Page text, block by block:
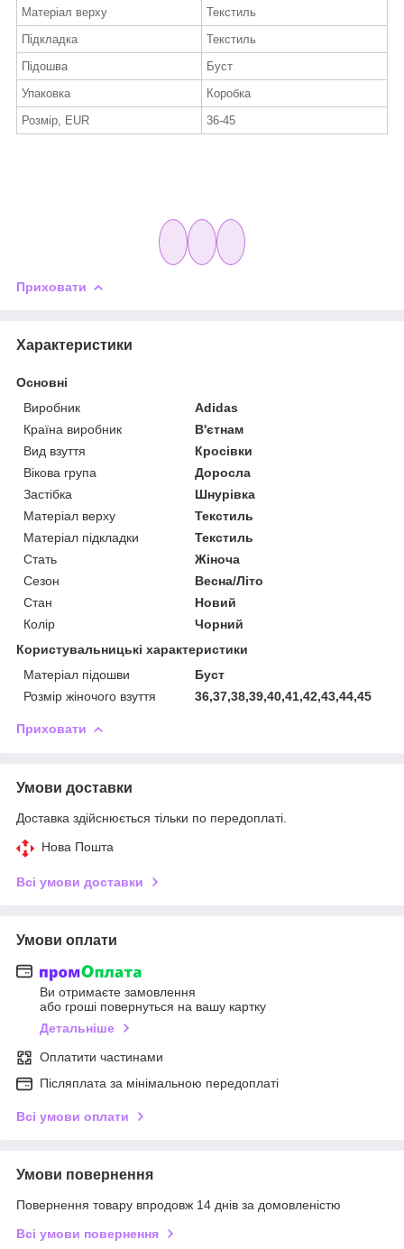
Матеріал верху
Текстиль
Підкладка
Текстиль
Підошва
Буст
Упаковка
Коробка
Розмір, EUR
36-45
Приховати
Характеристики
Основні
Виробник
Adidas
Країна виробник
В'єтнам
Вид взуття
Кросівки
Вікова група
Доросла
Застібка
Шнурівка
Матеріал верху
Текстиль
Матеріал підкладки
Текстиль
Стать
Жіноча
Сезон
Весна/Літо
Стан
Новий
Колір
Чорний
Користувальницькі характеристики
Матеріал підошви
Буст
Розмір жіночого взуття
36,37,38,39,40,41,42,43,44,45
Приховати
Умови доставки
Доставка здійснюється тільки по передоплаті.
Нова Пошта
Всі умови доставки
Умови оплати
Ви отримаєте замовлення
або гроші повернуться на вашу картку
Детальніше
Оплатити частинами
Післяплата за мінімальною передоплаті
Всі умови оплати
Умови повернення
Повернення товару впродовж 14 днів за домовленістю
Всі умови повернення